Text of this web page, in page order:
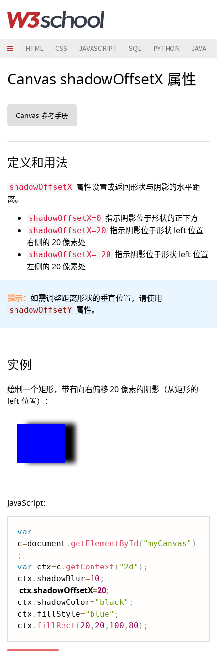
HTML CSS JAVASCRIPT SQL PYTHON JAVA
Canvas shadowOffsetX 属性
Canvas 参考手册
定义和用法
shadowOffsetX 属性设置或返回形状与阴影的水平距
离。
shadowOffsetX=0 指示阴影位于形状的正下方
shadowOffsetX=20 指示阴影位于形状 left 位置
右侧的 20 像素处
shadowOffsetX=-20 指示阴影位于形状 left 位置
左侧的 20 像素处
提示： 如需调整距离形状的垂直位置，请使用
shadowOffsetY 属性。
实例
绘制一个矩形，带有向右偏移 20 像素的阴影（从矩形的
left 位置）：
JavaScript:
var
c=document . getElementById ( "myCanvas" )
;
var ctx=c . getContext ( "2d" ) ;
ctx . shadowBlur=10 ;
ctx.shadowOffsetX=20;
ctx . shadowColor="black" ;
ctx . fillStyle="blue" ;
ctx . fillRect ( 20 , 20 , 100 , 80 ) ;